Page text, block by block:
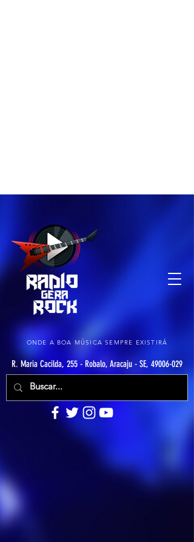
ONDE A BOA MÚSICA SEMPRE EXISTIRÁ
R. Maria Cacilda, 255 - Robalo, Aracaju - SE, 49006-029